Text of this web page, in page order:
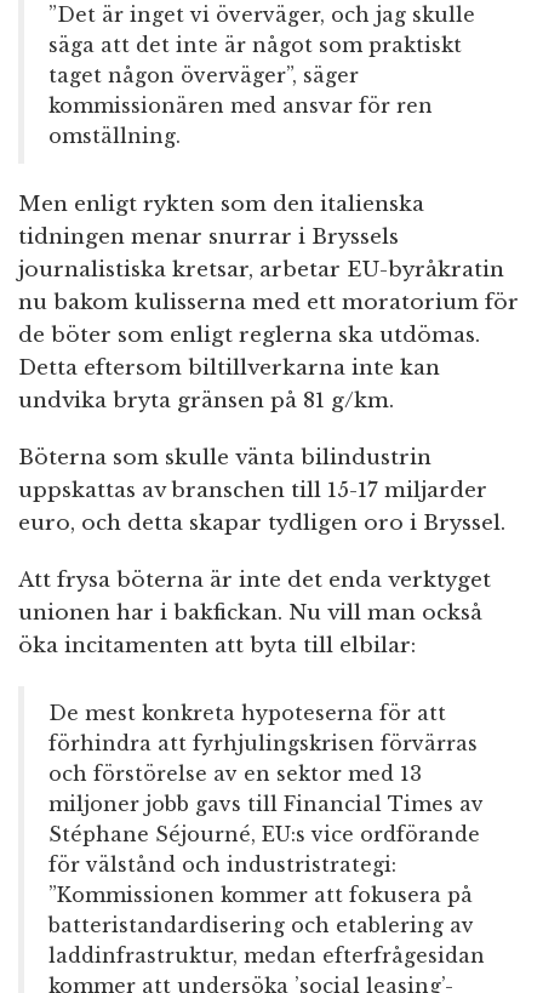
”Det är inget vi överväger, och jag skulle
säga att det inte är något som praktiskt
taget någon överväger”, säger
kommissionären med ansvar för ren
omställning.
Men enligt rykten som den italienska
tidningen menar snurrar i Bryssels
journalistiska kretsar, arbetar EU-byråkratin
nu bakom kulisserna med ett moratorium för
de böter som enligt reglerna ska utdömas.
Detta eftersom biltillverkarna inte kan
undvika bryta gränsen på 81 g/km.
Böterna som skulle vänta bilindustrin
uppskattas av branschen till 15-17 miljarder
euro, och detta skapar tydligen oro i Bryssel.
Att frysa böterna är inte det enda verktyget
unionen har i bakfickan. Nu vill man också
öka incitamenten att byta till elbilar:
De mest konkreta hypoteserna för att
förhindra att fyrhjulingskrisen förvärras
och förstörelse av en sektor med 13
miljoner jobb gavs till Financial Times av
Stéphane Séjourné, EU:s vice ordförande
för välstånd och industristrategi:
”Kommissionen kommer att fokusera på
batteristandardisering och etablering av
laddinfrastruktur, medan efterfrågesidan
kommer att undersöka ’social leasing’-